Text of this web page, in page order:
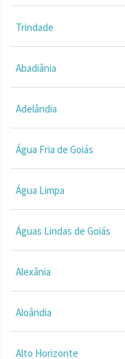
Trindade
Abadiânia
Adelândia
Água Fria de Goiás
Água Limpa
Águas Lindas de Goiás
Alexânia
Aloândia
Alto Horizonte